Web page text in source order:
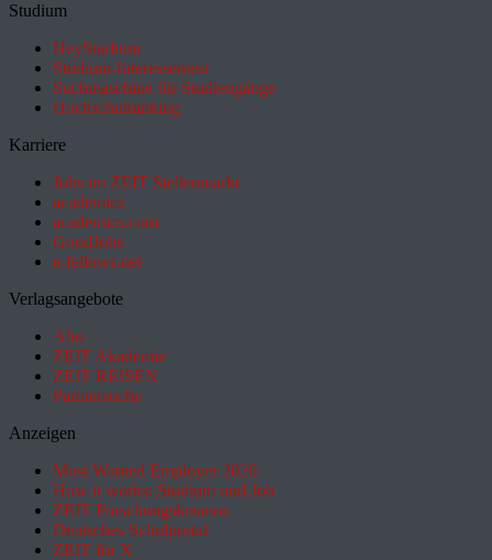
Studium
HeyStudium
Studium-Interessentest
Suchmaschine für Studiengänge
Hochschulranking
Karriere
Jobs im ZEIT Stellenmarkt
academics
academics.com
GoodJobs
e-fellows.net
Verlagsangebote
Abo
ZEIT Akademie
ZEIT REISEN
Partnersuche
Anzeigen
Most Wanted Employer 2026
How it works: Studium und Job
ZEIT Forschungskosmos
Deutsches Schulportal
ZEIT für X